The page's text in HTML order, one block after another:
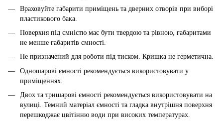
Враховуйте габарити приміщень та дверних отворів при виборі
пластикового бака.
Поверхня під ємністю має бути твердою та рівною, габаритами
не менше габаритів ємності.
Не призначений для роботи під тиском. Кришка не герметична.
Одношарові ємності рекомендується використовувати у
приміщеннях.
Двох та тришарові ємності рекомендується використовувати на
вулиці. Темний матеріал ємності та гладка внутрішня поверхня
перешкоджає цвітінню води при високих температурах.